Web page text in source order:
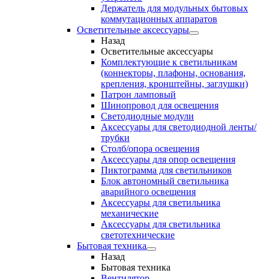
Держатель для модульных бытовых
коммутационных аппаратов
Осветительные аксессуары
Назад
Осветительные аксессуары
Комплектующие к светильникам
(коннекторы, плафоны, основания,
крепления, кронштейны, заглушки)
Патрон ламповый
Шинопровод для освещения
Светодиодные модули
Аксессуары для светодиодной ленты/
трубки
Столб/опора освещения
Аксессуары для опор освещения
Пиктограмма для светильников
Блок автономный светильника
аварийного освещения
Аксессуары для светильника
механические
Аксессуары для светильника
светотехнические
Бытовая техника
Назад
Бытовая техника